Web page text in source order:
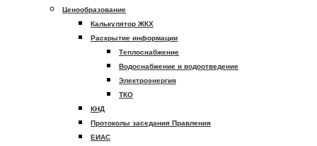
Ценообразование
Калькулятор ЖКХ
Раскрытие информации
Теплоснабжение
Водоснабжение и водоотведение
Электроэнергия
ТКО
КНД
Протоколы заседания Правления
ЕИАС